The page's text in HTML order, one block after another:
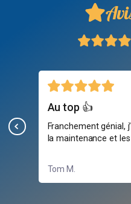
Peut mieux faire
Bonne formation
modules sont un
Axel M.